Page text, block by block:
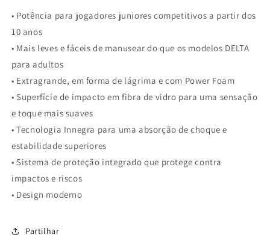
• Potência para jogadores juniores competitivos a partir dos
10 anos
• Mais leves e fáceis de manusear do que os modelos DELTA
para adultos
• Extragrande, em forma de lágrima e com Power Foam
• Superfície de impacto em fibra de vidro para uma sensação
e toque mais suaves
• Tecnologia Innegra para uma absorção de choque e
estabilidade superiores
• Sistema de proteção integrado que protege contra
impactos e riscos
• Design moderno
Partilhar